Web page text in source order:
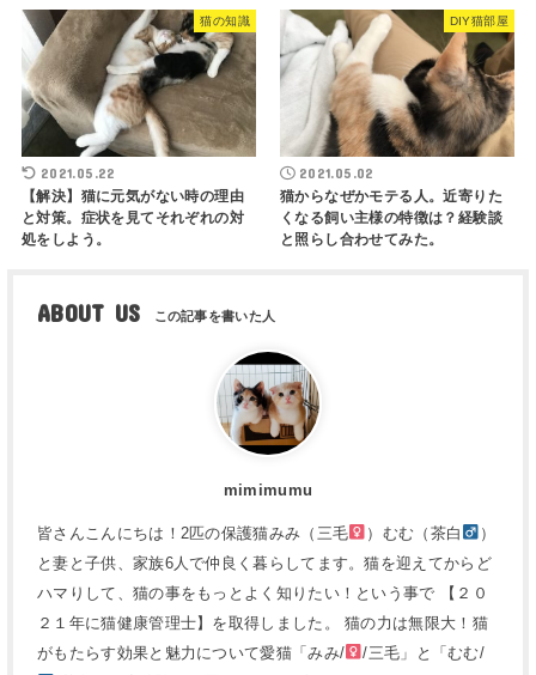
猫の知識
2021.05.22
【解決】猫に元気がない時の理由
と対策。症状を見てそれぞれの対
処をしよう。
DIY猫部屋
2021.05.02
猫からなぜかモテる人。近寄りた
くなる飼い主様の特徴は？経験談
と照らし合わせてみた。
ABOUT US
mimimumu
皆さんこんにちは！2匹の保護猫みみ（三毛 ）むむ（茶白
）
と妻と子供、家族6人で仲良く暮らしてます。猫を迎えてからど
ハマりして、猫の事をもっとよく知りたい！という事で 【２０
２１年に猫健康管理士】を取得しました。 猫の力は無限大！猫
がもたらす効果と魅力について愛猫「みみ/
/三毛」と「むむ/